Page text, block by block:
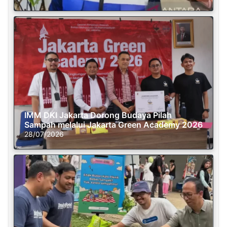
IMM DKI Jakarta Dorong Budaya Pilah
Sampah melalui Jakarta Green Academy 2026
28/07/2026